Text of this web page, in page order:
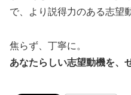
で、より説得力のある志望
焦らず、丁寧に。
あなたらしい志望動機を、